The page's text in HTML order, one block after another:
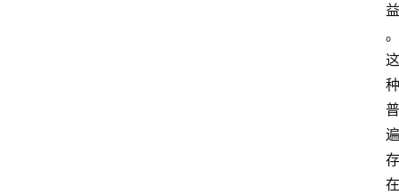
益
。
这
种
普
遍
存
在